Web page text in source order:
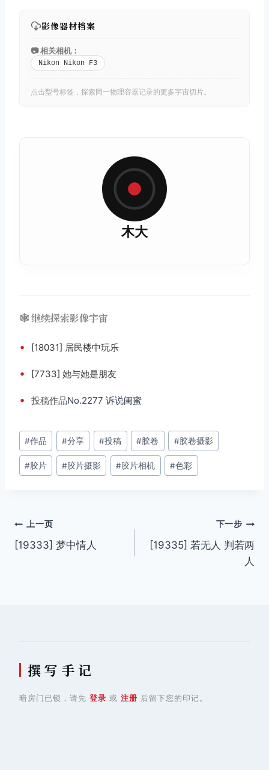
影像器材档案
📷 相关相机：
Nikon Nikon F3
点击型号标签，探索同一物理容器记录的更多宇宙切片。
木大
🕸️ 继续探索影像宇宙
• [18031] 居民楼中玩乐
• [7733] 她与她是朋友
• 投稿作品No.2277 诉说闺蜜
文
章
标
#作品 #分享 #投稿 #胶卷 #胶卷摄影
#胶片 #胶片摄影 #胶片相机 #色彩
文
章
上一页
[19333] 梦中情人
下一步
[19335] 若无人 判若两
人
撰 写 手 记
暗房门已锁，请先 登录 或 注册 后留下您的印记。